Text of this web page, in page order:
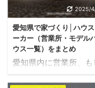
2025/
愛知県で家づくり│ハウス
ーカー（営業所・モデル
ウス一覧）をまとめ
愛知県内に営業所、も
くはモデルハウスがあ